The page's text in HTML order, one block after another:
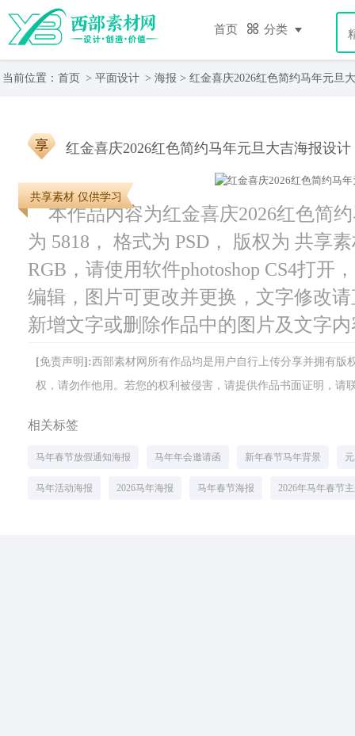
首页 分类
当前位置： 首页 > 平面设计 > 海报 > 红金喜庆2026红色简约马年元旦
红金喜庆2026红色简约马年元旦大吉海报设计
共享素材 仅供学习
本作品内容为红金喜庆2026红色简
为 5818， 格式为 PSD， 版权为 共享
RGB，请使用软件photoshop CS4打开
编辑，图片可更改并更换，文字修改
新增文字或删除作品中的图片及文字
[免责声明]:西部素材网所有作品均是用户自行上传分享并拥有
权，请勿作他用。若您的权利被侵害，请提供作品书面证明，请
相关标签
马年春节放假通知海报 马年年会邀请函 新年春节马年背景
马年活动海报 2026马年海报 马年春节海报 2026年马年春节